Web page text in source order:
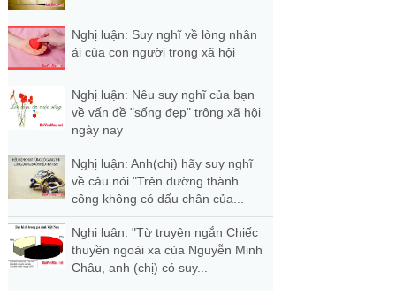
Nghị luận: Suy nghĩ về lòng nhân
ái của con người trong xã hội
Nghị luận: Nêu suy nghĩ của bạn
về vấn đề "sống đẹp" trông xã hội
ngày nay
Nghị luận: Anh(chị) hãy suy nghĩ
về câu nói "Trên đường thành
công không có dấu chân của...
Nghị luận: "Từ truyện ngắn Chiếc
thuyền ngoài xa của Nguyễn Minh
Châu, anh (chị) có suy...